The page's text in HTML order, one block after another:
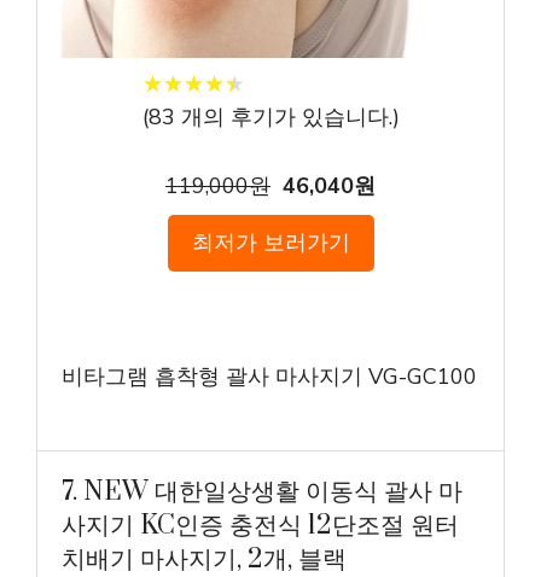
★★★★★
★★★★★
(83 개의 후기가 있습니다.)
119,000원 46,040원
최저가 보러가기
비타그램 흡착형 괄사 마사지기 VG-GC100
7. NEW 대한일상생활 이동식 괄사 마
사지기 KC인증 충전식 12단조절 원터
치배기 마사지기, 2개, 블랙